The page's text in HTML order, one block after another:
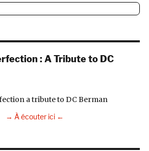
: A Tribute to DC
→ À écouter ici ←